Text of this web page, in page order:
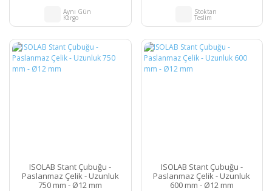
Aynı Gün
Kargo
Stoktan
Teslim
ISOLAB Stant Çubuğu -
Paslanmaz Çelik - Uzunluk
750 mm - Ø12 mm
ISOLAB Stant Çubuğu -
Paslanmaz Çelik - Uzunluk
600 mm - Ø12 mm